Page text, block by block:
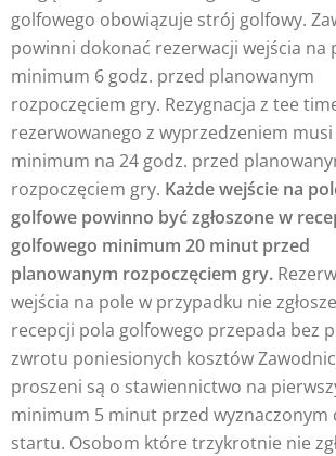
golfowego obowiązuje strój golfowy.
powinni dokonać rezerwacji wejścia na
minimum 6 godz. przed planowanym
rozpoczęciem gry. Rezygnacja z tee
rezerwowanego z wyprzedzeniem
minimum na 24 godz. przed
rozpoczęciem gry. Każde wejście na
golfowe powinno być zgłoszone w
golfowego minimum 20 minut przed
planowanym rozpoczęciem gry.
wejścia na pole w przypadku nie
recepcji pola golfowego przepada bez
zwrotu poniesionych kosztów
proszeni są o stawiennictwo na
minimum 5 minut przed wyznaczonym
startu. Osobom które trzykrotnie nie